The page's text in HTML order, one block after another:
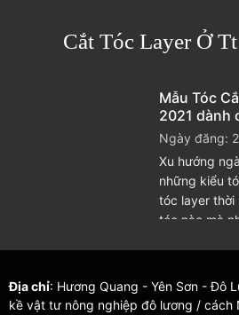
Cắt Tóc Layer Ở
Mẫu Tóc
2021 dành
Ngày đăng:
Xu hướng
những kiểu
tóc layer thời
tóc nào mà
đều có thể […]
Địa chỉ: Hương Quang - Yên Sơn - Đô
kề vật tư nông nghiệp đô lương / cách